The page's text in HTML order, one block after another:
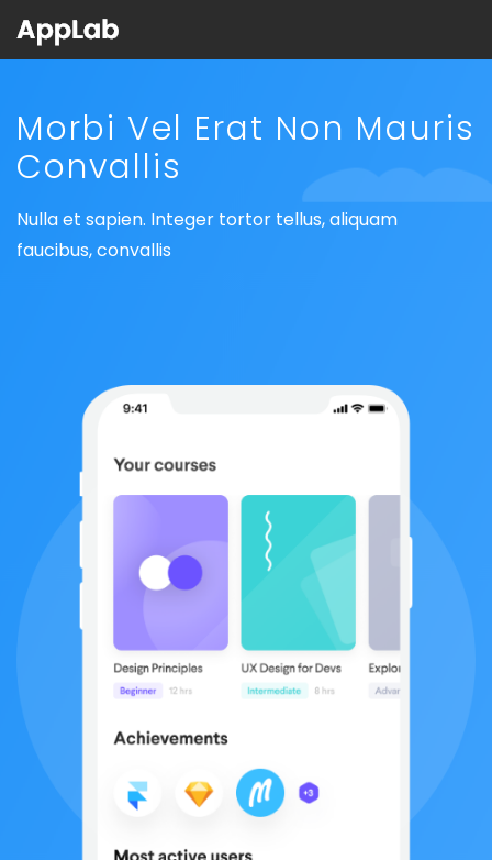
Morbi Vel Erat Non Mauris
Convallis
Nulla et sapien. Integer tortor tellus, aliquam
faucibus, convallis